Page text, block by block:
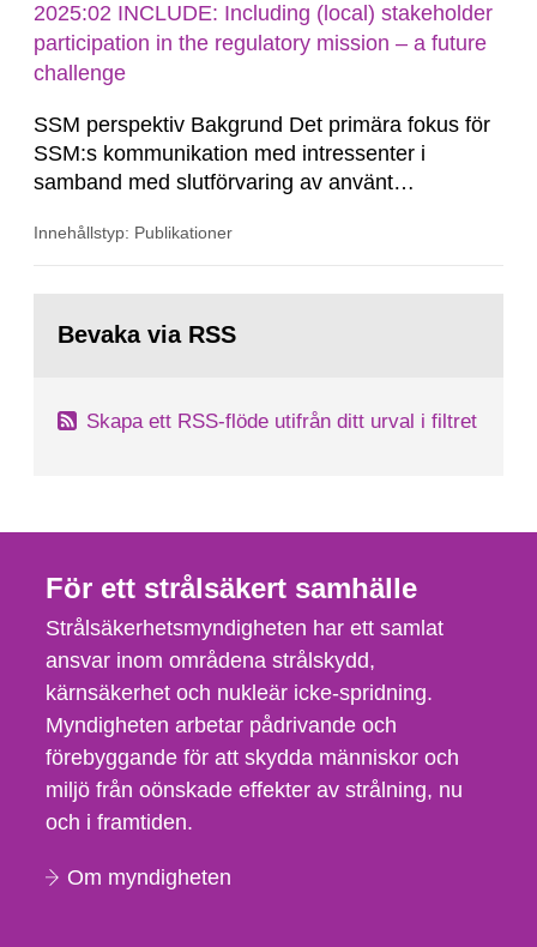
2025:02 INCLUDE: Including (local) stakeholder
participation in the regulatory mission – a future
challenge
SSM perspektiv Bakgrund Det primära fokus för
SSM:s kommunikation med intressenter i
samband med slutförvaring av använt
legat på formella samrådsprocesser kring den
tillståndsansökningar enligt kärntekniklagen.
Innehållstyp: Publikationer
sida:Bevaka via RSS
Skapa ett RSS-flöde utifrån ditt urval i filtret
För ett strålsäkert samhälle
Strålsäkerhetsmyndigheten har ett samlat
ansvar inom områdena strålskydd,
kärnsäkerhet och nukleär icke-spridning.
Myndigheten arbetar pådrivande och
förebyggande för att skydda människor och
miljö från oönskade effekter av strålning, nu
och i framtiden.
Om myndigheten